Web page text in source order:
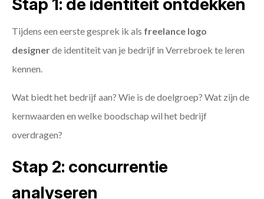
Stap 1: de identiteit ontdekken
Tijdens een eerste gesprek ik als freelance logo
designerde identiteit van je bedrijf in Verrebroek te leren
kennen.
Wat biedt het bedrijf aan? Wie is de doelgroep? Wat zijn de
kernwaarden en welke boodschap wil het bedrijf
overdragen?
Stap 2: concurrentie
analyseren